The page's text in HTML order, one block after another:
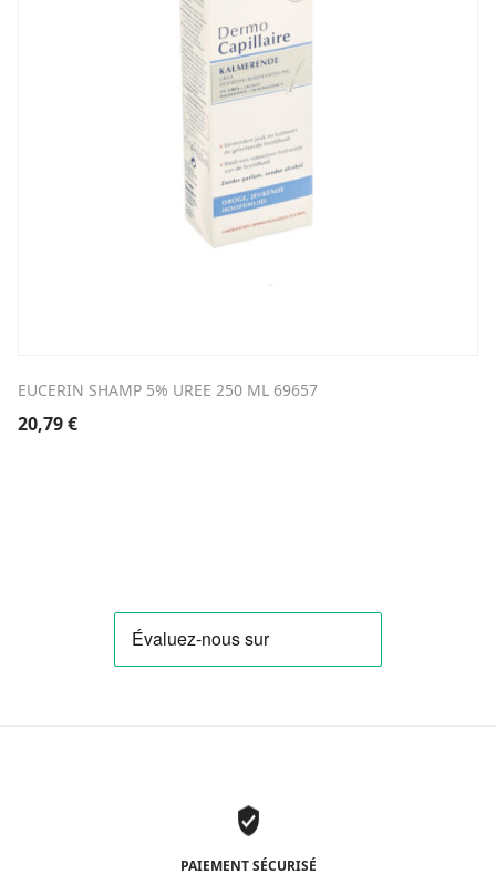
EUCERIN SHAMP 5% UREE 250 ML 69657
20,79€
PAIEMENT SÉCURISÉ